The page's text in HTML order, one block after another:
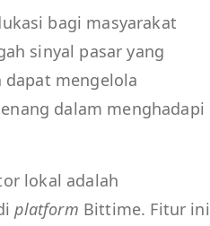
bagi masyarakat
sinyal pasar yang
dapat mengelola
dalam menghadapi
lokal adalah
platform Bittime. Fitur ini